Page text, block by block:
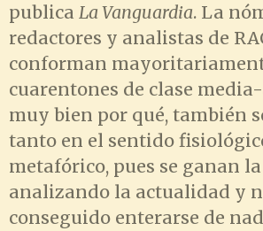
publica La Vanguardia. La
redactores y analistas de
conforman
cuarentones de clase
muy bien por qué, también
tanto en el sentido
metafórico, pues se ganan
analizando la actualidad y
conseguido enterarse de